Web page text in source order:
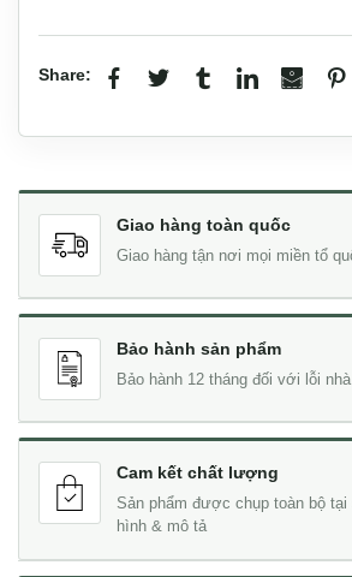
Share:
Giao hàng toàn quốc
Giao hàng tận nơi mọi miền tổ
Bảo hành sản phẩm
Bảo hành 12 tháng đối với lỗi
Cam kết chất lượng
Sản phẩm được chụp toàn bộ
hình & mô tả